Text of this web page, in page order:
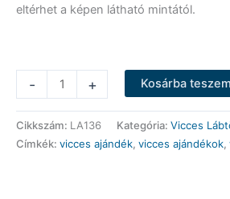
eltérhet a képen látható mintától.
-
Lábtörlő
-
Bűn
barlang
+ Kosárba teszem
Cikkszám: LA136 Kategória: Vicces
Címkék: vicces ajándék, vicces ajándékok,